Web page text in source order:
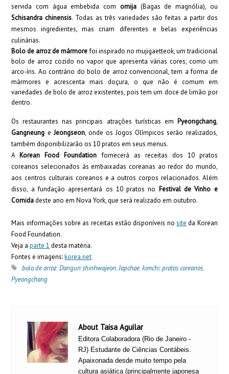
servida com água embebida com omija(Bagas de magnólia), ou
Schisandra chinensis. Todas as três variedades são feitas a partir dos
mesmos ingredientes, mas criam diferentes e belas experiências
culinárias.
Bolo de arroz de mármorefoi inspirado no mujigaetteok, um tradicional
bolo de arroz cozido no vapor que apresenta várias cores, como um
arco-íris. Ao contrário do bolo de arroz convencional, tem a forma de
mármores e acrescenta mais doçura, o que não é comum em
variedades de bolo de arroz existentes, pois tem um doce de limão por
dentro.
Os restaurantes nas principais atrações turísticas em Pyeongchang,
Gangneung e Jeongseon, onde os Jogos Olímpicos serão realizados,
também disponibilizarão os 10 pratos em seus menus.
A Korean Food Foundation fornecerá as receitas dos 10 pratos
coreanos selecionados às embaixadas coreanas ao redor do mundo,
aos centros culturais coreanos e a outros corpos relacionados. Além
disso, a fundação apresentará os 10 pratos no Festival de Vinho e
Comidadeste ano em Nova York, que será realizado em outubro.
Mais informações sobre as receitas estão disponíveis no site da Korean
Food Foundation.
Veja aparte 1 desta matéria.
Fontes e imagens:korea.net
bolo de arroz,Dangun shinhwajeon,Japchae,kimchi,pratos coreanos,
Pyeongchang
About Taisa Aguilar
Editora Colaboradora (Rio de Janeiro -
RJ) Estudante de Ciências Contábeis.
Apaixonada desde muito tempo pela
cultura asiática (principalmente japonesa